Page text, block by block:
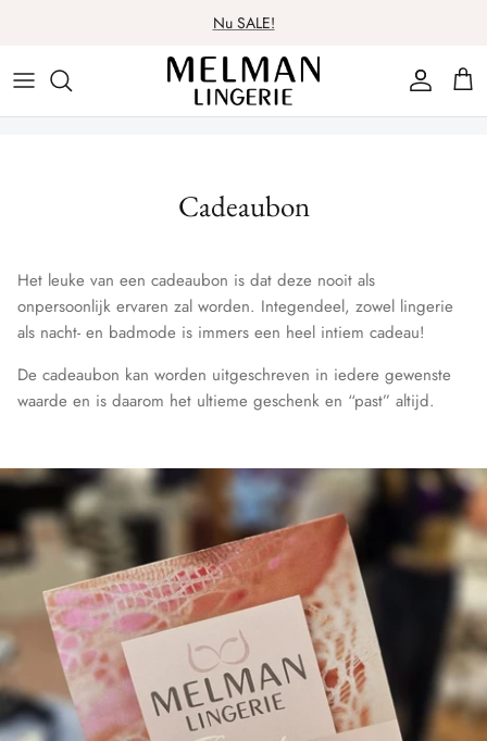
content
Nu SALE!
Lingerie
Beenmode
Lingerie
Beenmode
Over ons
Contact
Cadeaubon
Het leuke van een cadeaubon is dat deze nooit als
onpersoonlijk ervaren zal worden. Integendeel, zowel lingerie
als nacht- en badmode is immers een heel intiem cadeau!
De cadeaubon kan worden uitgeschreven in iedere gewenste
waarde en is daarom het ultieme geschenk en “past” altijd.